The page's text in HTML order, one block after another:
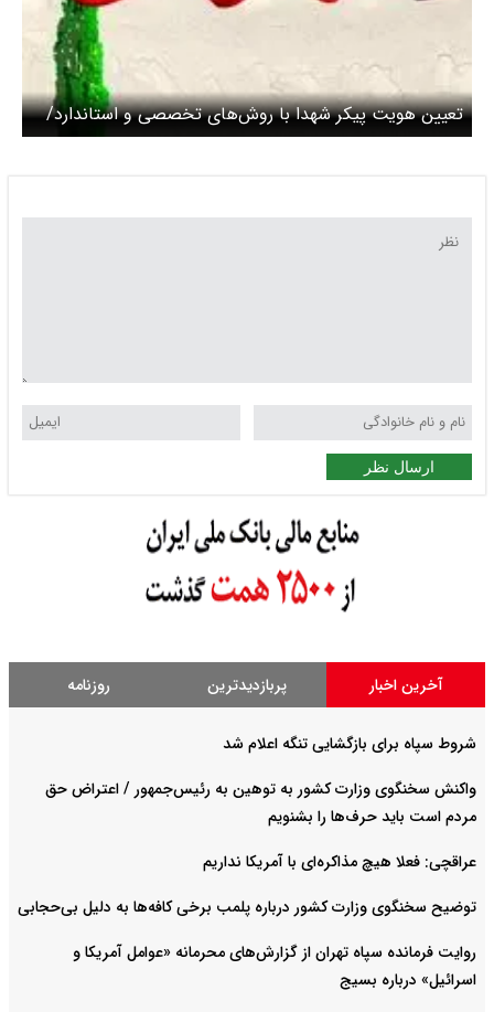
تعیین هویت پیکر شهدا با روش‌های تخصصی و استاندارد/
ارائه بدون وقفه خدمات به مردم
ارسال نظر
آخرین اخبار پربازدیدترین روزنامه
شروط سپاه برای بازگشایی تنگه اعلام شد
واکنش سخنگوی وزارت کشور به توهین به رئیس‌جمهور / اعتراض حق
مردم است باید حرف‌ها را بشنویم
عراقچی: فعلا هیچ مذاکره‌ای با آمریکا نداریم
توضیح سخنگوی وزارت کشور درباره پلمب برخی کافه‌ها به دلیل بی‌حجابی
روایت فرمانده سپاه تهران از گزارش‌های محرمانه «عوامل آمریکا و
اسرائیل» درباره بسیج